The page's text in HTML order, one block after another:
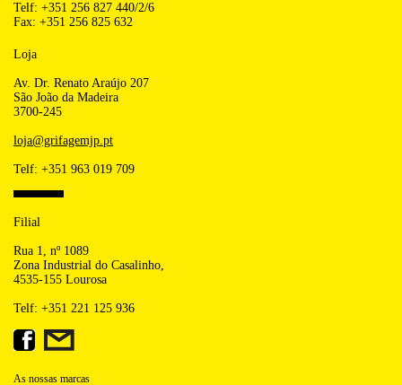
Telf: +351 256 827 440/2/6
Fax: +351 256 825 632
Loja
Av. Dr. Renato Araújo 207
São João da Madeira
3700-245
loja@grifagemjp.pt
Telf: +351 963 019 709
Filial
Rua 1, nº 1089
Zona Industrial do Casalinho,
4535-155 Lourosa
Telf: +351 221 125 936
As nossas marcas